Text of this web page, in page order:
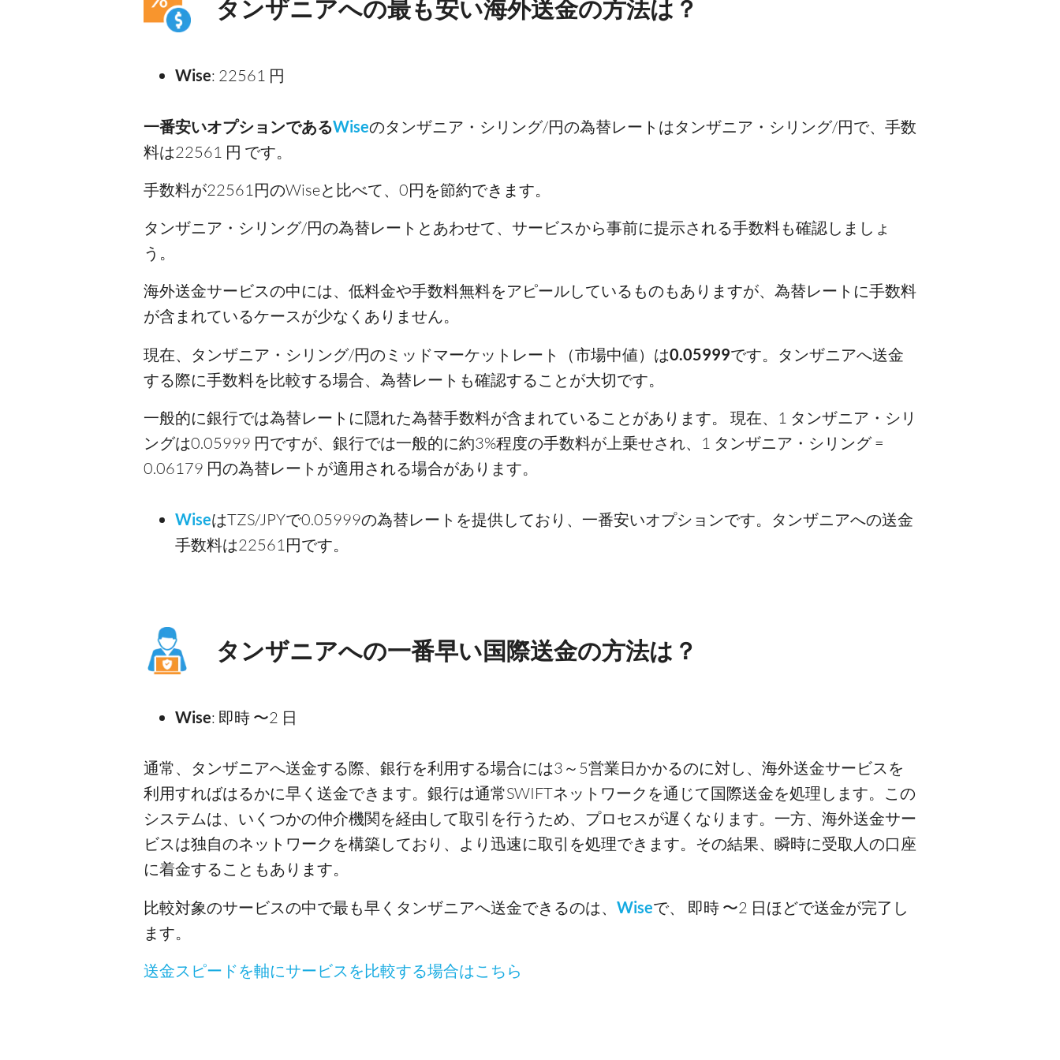
タンザニアへの最も安い海外送金の方法は？
Wise: 22561 円
一番安いオプションであるWiseのタンザニア・シリング/円の為替レートはタンザニア・シリング/円で、手数
料は22561 円 です。
手数料が22561円のWiseと比べて、0円を節約できます。
タンザニア・シリング/円の為替レートとあわせて、サービスから事前に提示される手数料も確認しましょ
う。
海外送金サービスの中には、低料金や手数料無料をアピールしているものもありますが、為替レートに手数料
が含まれているケースが少なくありません。
現在、タンザニア・シリング/円のミッドマーケットレート（市場中値）は0.05999です。タンザニアへ送金
する際に手数料を比較する場合、為替レートも確認することが大切です。
一般的に銀行では為替レートに隠れた為替手数料が含まれていることがあります。 現在、1 タンザニア・シリ
ングは0.05999 円ですが、銀行では一般的に約3%程度の手数料が上乗せされ、1 タンザニア・シリング =
0.06179 円の為替レートが適用される場合があります。
WiseはTZS/JPYで0.05999の為替レートを提供しており、一番安いオプションです。タンザニアへの送金
手数料は22561円です。
タンザニアへの一番早い国際送金の方法は？
Wise: 即時 〜2 日
通常、タンザニアへ送金する際、銀行を利用する場合には3～5営業日かかるのに対し、海外送金サービスを
利用すればはるかに早く送金できます。銀行は通常SWIFTネットワークを通じて国際送金を処理します。この
システムは、いくつかの仲介機関を経由して取引を行うため、プロセスが遅くなります。一方、海外送金サー
ビスは独自のネットワークを構築しており、より迅速に取引を処理できます。その結果、瞬時に受取人の口座
に着金することもあります。
比較対象のサービスの中で最も早くタンザニアへ送金できるのは、 Wiseで、 即時 〜2 日ほどで送金が完了し
ます。
送金スピードを軸にサービスを比較する場合はこちら